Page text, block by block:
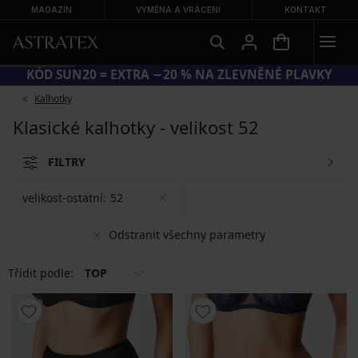
MAGAZÍN VÝMĚNA A VRÁCENÍ KONTAKT
KÓD SUN20 = EXTRA −20 % NA ZLEVNĚNÉ PLAVKY
Kalhotky
Klasické kalhotky - velikost 52
FILTRY
Odstranit všechny parametry
velikost-ostatní: 52
Třídit podle: TOP